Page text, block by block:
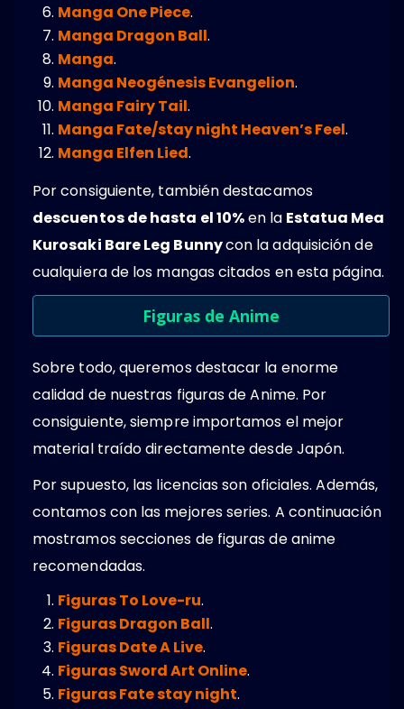
Manga One Piece.
Manga Dragon Ball.
Manga.
Manga Neogénesis Evangelion.
Manga Fairy Tail.
Manga Fate/stay night Heaven’s Feel.
Manga Elfen Lied.
Por consiguiente, también destacamos
descuentos de hasta el 10%en la Estatua Mea
Kurosaki Bare Leg Bunnycon la adquisición de
cualquiera de los mangas citados en esta página.
Figuras de Anime
Sobre todo, queremos destacar la enorme
calidad de nuestras figuras de Anime. Por
consiguiente, siempre importamos el mejor
material traído directamente desde Japón.
Por supuesto, las licencias son oficiales. Además,
contamos con las mejores series. A continuación
mostramos secciones de figuras de anime
recomendadas.
Figuras To Love-ru.
Figuras Dragon Ball.
Figuras Date A Live.
Figuras Sword Art Online.
Figuras Fate stay night.